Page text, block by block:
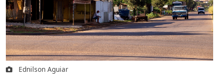
Ednilson Aguiar